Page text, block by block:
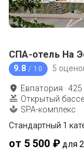
СПА-отель На
9.8 / 10 5
Евпатория ·425
Открытый
SPA-комплекс
Стандартный 1
от 5 500 ₽ для